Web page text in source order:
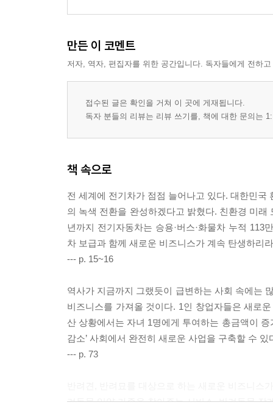
26. 딱 3개월만 프로 영업 인력이 필요하다면 101
[쉼터] 메가트렌드를 기억하고 1,000만 원 이하로
2-1. 솔로 싱글족
28. 프러포즈 순간을 촬영해준다면 113
30. N잡 시대, 애프터 6 비즈니스는 당연한 것 아닌
31. 찾아가는 반려동물 목욕 대행 서비스가 있다면
32. 돈 받고 푸념을 들어준다고? 125
33. 이젠 건강센터도 복합형이 살아남는다고? 128
[쉼터] 우선 비어 있는 창업 시장을 알아내는 방법
34. 여성의 위생을 위해 탄생한 화장실 필수품은?
35. 불륜을 막는 앱과 찾아내는 앱의 승자는? 137
36. 혼자 사는 여성에게 꼭 필요한 서비스는? 140
만든 이 코멘트
저자, 역자, 편집자를 위한 공간입니다. 독자들에게 전하
접수된 글은 확인을 거쳐 이 곳에 게재됩니다.
독자 분들의 리뷰는 리뷰 쓰기를, 책에 대한 문의는
책 속으로
전 세계에 전기차가 점점 늘어나고 있다. 대한민
의 녹색 전환을 완성하겠다고 밝혔다. 친환경 미
년까지 전기자동차는 승용·버스·화물차 누적
차 보급과 함께 새로운 비즈니스가 계속 탄생하리
--- p. 15~16
역사가 지금까지 그랬듯이 급변하는 사회 속에는
비즈니스를 가져올 것이다. 1인 창업자들은 새로
산 상황에서는 자녀 1명에게 투여하는 총금액이
감소’ 사회에서 완전히 새로운 사업을 구축할 수
--- p. 73
려동물 입양 가족을 찾아주는 서비스, 반려동물 장